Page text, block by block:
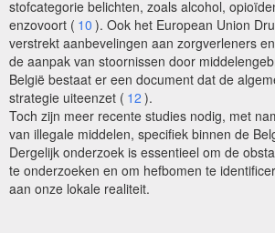
stofcategorie belichten, zoals alcohol,
enzovoort ( 10 ). Ook het European Union
verstrekt aanbevelingen aan zorgverleners
de aanpak van stoornissen door
België bestaat er een document dat de
strategie uiteenzet ( 12 ).
Toch zijn meer recente studies nodig, met
van illegale middelen, specifiek binnen de
Dergelijk onderzoek is essentieel om de
te onderzoeken en om hefbomen te
aan onze lokale realiteit.